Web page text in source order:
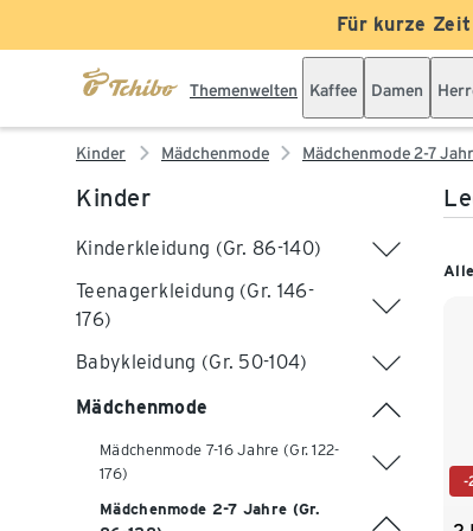
Für kurze
Themenwelten Kaffee Damen
Kinder Mädchenmode Mädchenmode 2-7
Kinder
Kinderkleidung (Gr. 86-140)
Teenagerkleidung (Gr. 146-
176)
Babykleidung (Gr. 50-104)
Mädchenmode
Mädchenmode 7-16 Jahre (Gr. 122-
176)
Mädchenmode 2-7 Jahre (Gr.
-